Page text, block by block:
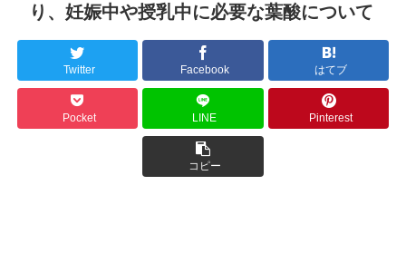
り、妊娠中や授乳中に必要な葉酸について
Twitter Facebook はてブ
Pocket LINE Pinterest
コピー